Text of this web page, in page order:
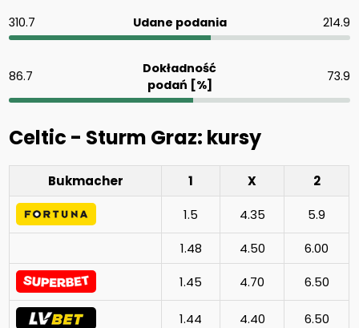
310.7 Udane podania 214.9
86.7
Dokładność
podań [%]
73.9
Celtic - Sturm Graz: kursy
Bukmacher 1 X
2
1.5
4.35
5.9
1.48
4.50
6.00
1.45
4.70 6.50
1.44 4.40 6.50